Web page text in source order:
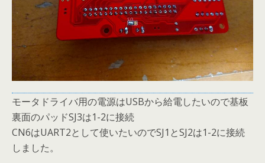
モータドライバ用の電源はUSBから給電したいので基板
裏面のパッドSJ3は1-2に接続
CN6はUART2として使いたいのでSJ1とSJ2は1-2に接続
しました。